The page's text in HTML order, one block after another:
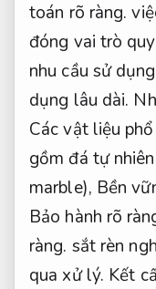
toán rõ ràng.
đóng vai trò
nhu cầu sử
dụng lâu dài.
Các vật liệu
gồm đá tự
marble), Bền
Bảo hành rõ
ràng. sắt rèn
qua xử lý. Kết